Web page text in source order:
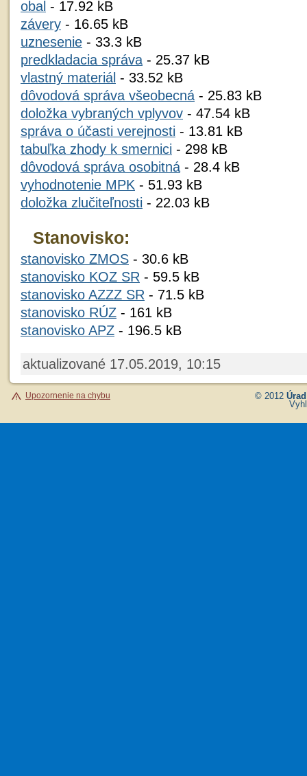
obal - 17.92 kB
závery - 16.65 kB
uznesenie - 33.3 kB
predkladacia správa - 25.37 kB
vlastný materiál - 33.52 kB
dôvodová správa všeobecná - 25.83 kB
doložka vybraných vplyvov - 47.54 kB
správa o účasti verejnosti - 13.81 kB
tabuľka zhody k smernici - 298 kB
dôvodová správa osobitná - 28.4 kB
vyhodnotenie MPK - 51.93 kB
doložka zlučiteľnosti - 22.03 kB
Stanovisko:
stanovisko ZMOS - 30.6 kB
stanovisko KOZ SR - 59.5 kB
stanovisko AZZZ SR - 71.5 kB
stanovisko RÚZ - 161 kB
stanovisko APZ - 196.5 kB
aktualizované 17.05.2019, 10:15
Upozornenie na chybu © 2012